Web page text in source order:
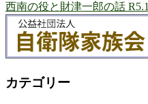
西南の役と財津一郎の話
カテゴリー